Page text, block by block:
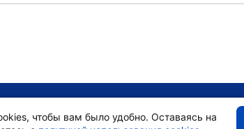
чтобы вам было удобно. Оставаясь на